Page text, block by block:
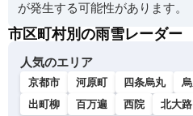
が発生する可能性があります。
市区町村別の雨雪レーダー
人気のエリア
京都市 河原町 四条烏丸
出町柳
百万遍 西院 北大路